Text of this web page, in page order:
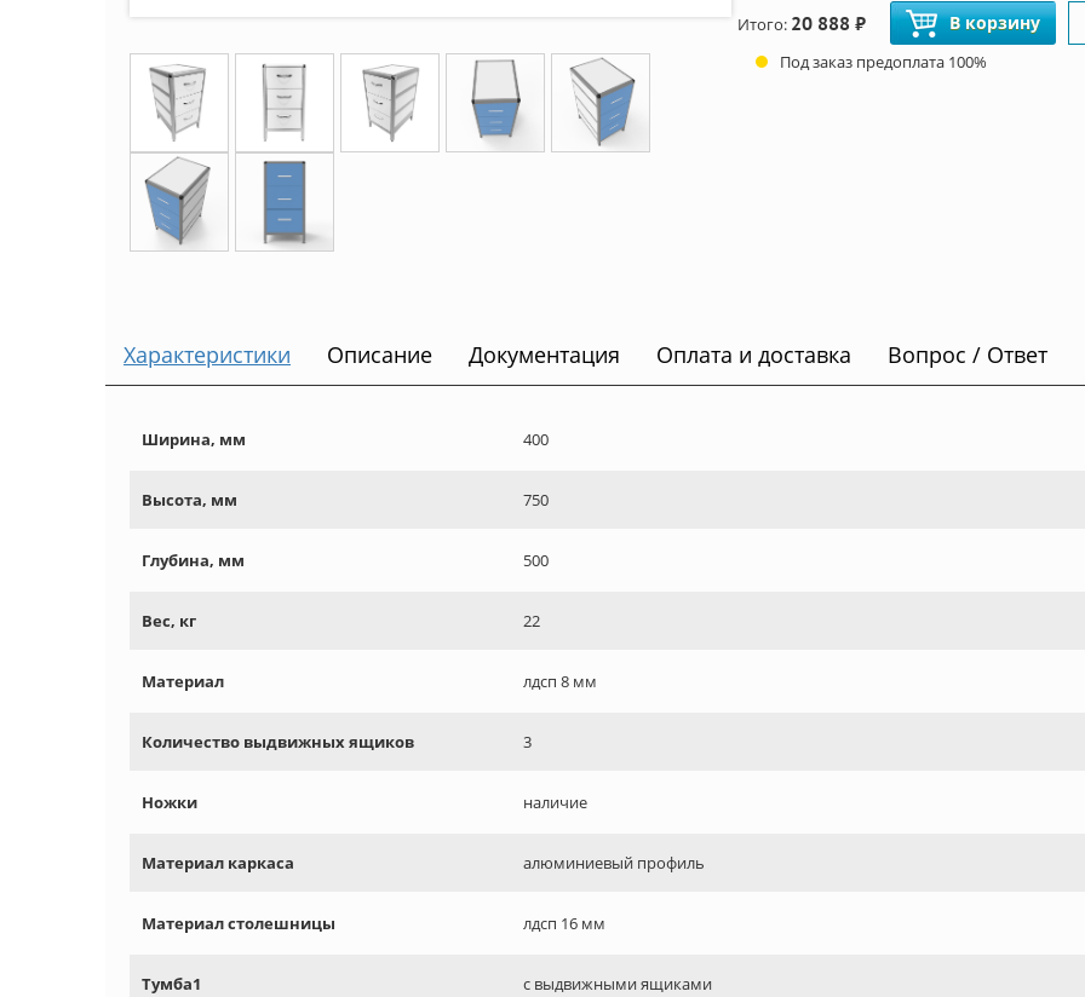
Итого: 20 888 ₽ В корзину
Под заказ предоплата 100%
Характеристики Описание Документация Оплата и доставка Вопрос / Ответ
Ширина, мм 400
Высота, мм 750
Глубина, мм 500
Вес, кг 22
Материал лдсп 8 мм
Количество выдвижных ящиков 3
Ножки наличие
Материал каркаса алюминиевый профиль
Материал столешницы лдсп 16 мм
Тумба1 с выдвижными ящиками